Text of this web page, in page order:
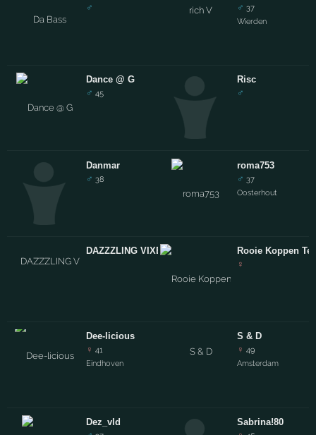
♂
Dance @ G
♂ 45
Danmar
♂ 38
DAZZZLING VIXEN........
Dee-licious
♀ 41
Eindhoven
Dez_vld
♂ 37
Wierden
Risc
♂
roma753
♂ 37
Oosterhout
Rooie Koppen
♀
S & D
♀ 49
Amsterdam
Sabrina!80